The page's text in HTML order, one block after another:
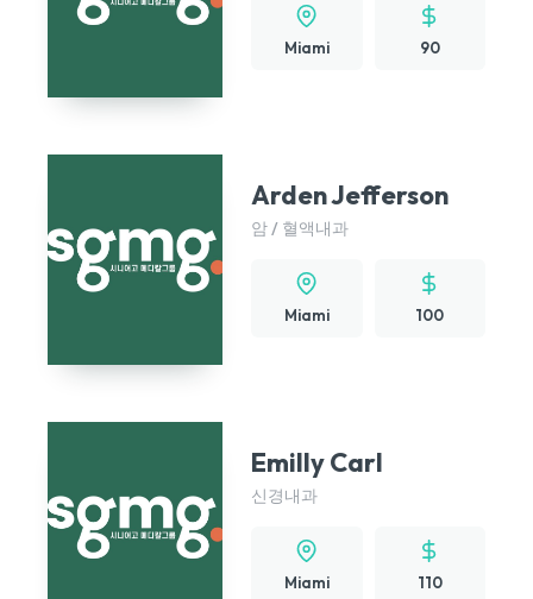
Miami 90
Arden Jefferson
암 / 혈액내과
Miami 100
Emilly Carl
신경내과
Miami 110